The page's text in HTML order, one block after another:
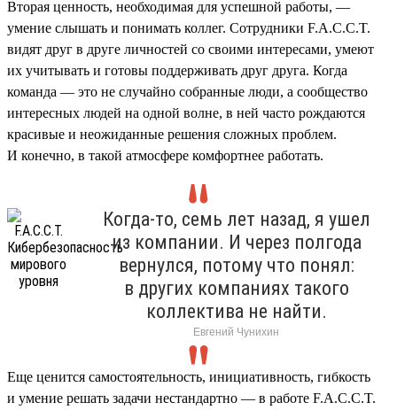
Вторая ценность, необходимая для успешной работы, —
умение слышать и понимать коллег. Сотрудники F.A.C.C.T.
видят друг в друге личностей со своими интересами, умеют
их учитывать и готовы поддерживать друг друга. Когда
команда — это не случайно собранные люди, а сообщество
интересных людей на одной волне, в ней часто рождаются
красивые и неожиданные решения сложных проблем.
И конечно, в такой атмосфере комфортнее работать.
Когда-то, семь лет назад, я ушел
из компании. И через полгода
вернулся, потому что понял:
в других компаниях такого
коллектива не найти.
Евгений Чунихин
Еще ценится самостоятельность, инициативность, гибкость
и умение решать задачи нестандартно — в работе F.A.C.C.T.